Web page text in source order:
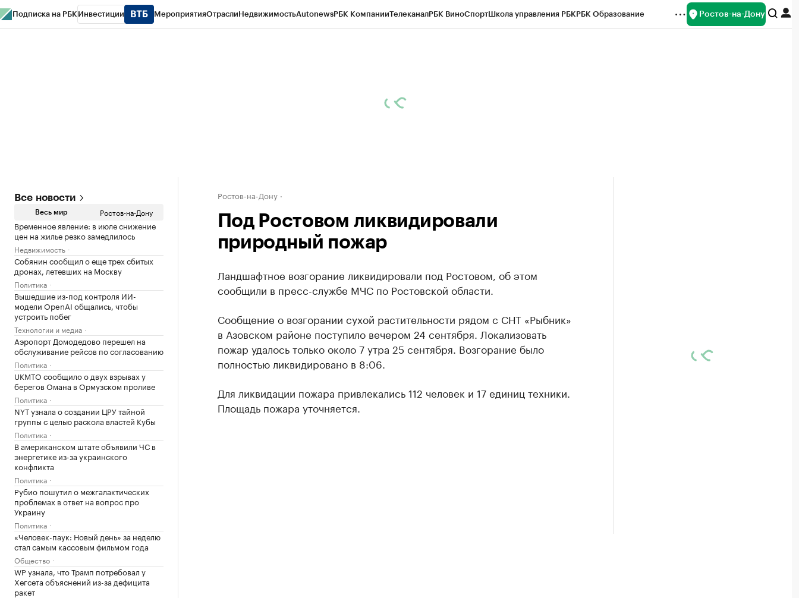
Подписка на РБК Инвестиции МероприятияОтраслиНедвижимостьAutonewsРБК КомпанииТелеканалРБК ВиноСпортШкола управления РБКРБК Образование Ростов-на-Дону
Все новости
Весь мир Ростов-на-Дону
Временное явление: в июле снижение
цен на жилье резко замедлилось
Недвижимость
Собянин сообщил о еще трех сбитых
дронах, летевших на Москву
Политика
Вышедшие из-под контроля ИИ-
модели OpenAI общались, чтобы
устроить побег
Технологии и медиа
Аэропорт Домодедово перешел на
обслуживание рейсов по согласованию
Политика
UKMTO сообщило о двух взрывах у
берегов Омана в Ормузском проливе
Политика
NYT узнала о создании ЦРУ тайной
группы с целью раскола властей Кубы
Политика
В американском штате объявили ЧС в
энергетике из-за украинского
конфликта
Политика
Рубио пошутил о межгалактических
проблемах в ответ на вопрос про
Украину
Политика
«Человек-паук: Новый день» за неделю
стал самым кассовым фильмом года
Общество
WP узнала, что Трамп потребовал у
Хегсета объяснений из-за дефицита
ракет
Ростов-на-Дону
Под Ростовом ликвидировали
природный пожар
Ландшафтное возгорание ликвидировали под Ростовом, об этом
сообщили в пресс-службе МЧС по Ростовской области.
Сообщение о возгорании сухой растительности рядом с СНТ «Рыбник»
в Азовском районе поступило вечером 24 сентября. Локализовать
пожар удалось только около 7 утра 25 сентября. Возгорание было
полностью ликвидировано в 8:06.
Для ликвидации пожара привлекались 112 человек и 17 единиц техники.
Площадь пожара уточняется.